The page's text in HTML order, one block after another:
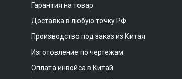
Гарантия на товар
Доставка в любую точку РФ
Производство под заказ из Китая
Изготовление по чертежам
Оплата инвойса в Китай